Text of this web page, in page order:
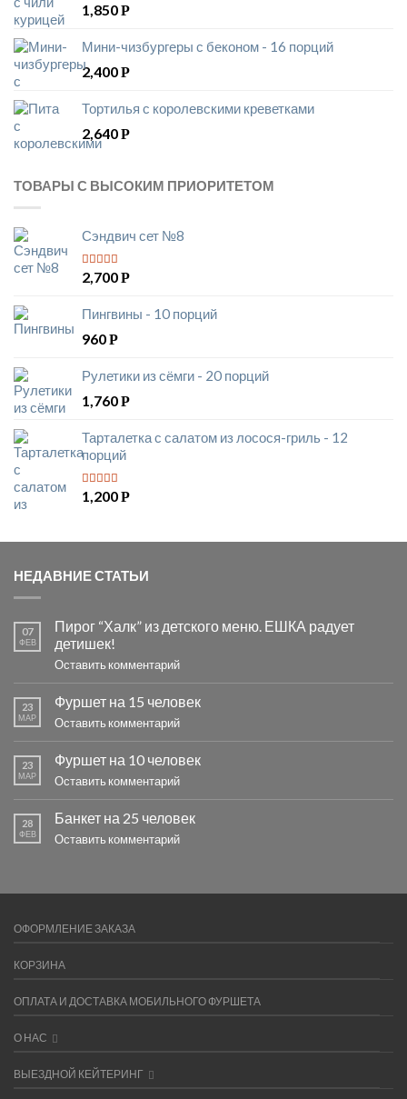
1,850Р
Мини-чизбургеры с беконом - 16 порций
2,400Р
Тортилья с королевскими креветками
2,640Р
ТОВАРЫ С ВЫСОКИМ ПРИОРИТЕТОМ
Сэндвич сет №8
5из 5
2,700Р
Пингвины - 10 порций
960Р
Рулетики из сёмги - 20 порций
1,760Р
Тарталетка с салатом из лосося-гриль - 12
порций
5 из 5
1,200Р
НЕДАВНИЕ СТАТЬИ
07
ФЕВ
Пирог “Халк” из детского меню. ЕШКА радует
детишек!
Оставить комментарий
23
МАР
Фуршет на 15 человек
Оставить комментарий
23
МАР
Фуршет на 10 человек
Оставить комментарий
28
ФЕВ
Банкет на 25 человек
Оставить комментарий
ОФОРМЛЕНИЕ ЗАКАЗА
КОРЗИНА
ОПЛАТА И ДОСТАВКА МОБИЛЬНОГО ФУРШЕТА
О НАС
ВЫЕЗДНОЙ КЕЙТЕРИНГ